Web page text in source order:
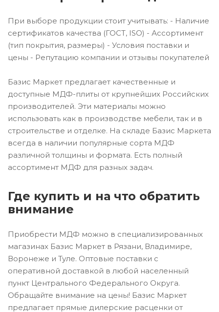
При выборе продукции стоит учитывать: - Наличие
сертификатов качества (ГОСТ, ISO) - Ассортимент
(тип покрытия, размеры) - Условия поставки и
цены - Репутацию компании и отзывы покупателей
Базис Маркет предлагает качественные и
доступные МДФ-плиты от крупнейших Российских
производителей. Эти материалы можно
использовать как в производстве мебели, так и в
строительстве и отделке. На складе Базис Маркета
всегда в наличии популярные сорта МДФ
различной толщины и формата. Есть полный
ассортимент МДФ для разных задач.
Где купить и на что обратить
внимание
Приобрести МДФ можно в специализированных
магазинах Базис Маркет в Рязани, Владимире,
Воронеже и Туле. Оптовые поставки с
оперативной доставкой в любой населенный
пункт Центрального Федерального Округа.
Обращайте внимание на цены! Базис Маркет
предлагает прямые дилерские расценки от